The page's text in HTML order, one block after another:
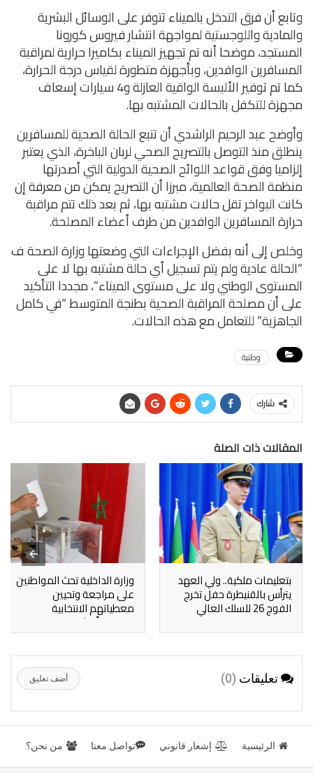
وتابع أن فرق التدخل بالميناء تتوفر على الوسائل البشرية
والمادية واللوجستية لمواجهة انتشار فيروس كورونا
المستجد، موضحا أنه تم تجهيز الميناء بكاميرا حرارية لمراقبة
المسافرين الوافدين، وبأجهزة متطورة لقياس درجة الحرارة،
كما تم توفير الألبسة الواقية العازلة و4 سيارات إسعاف
مجهزة للتكفل بالحالات المشتبه بها.
وأوضح عبد الرحيم الراشدي أن تتبع الحالة الصحية للمسافرين
ينطلق منذ التوصل بالتصريح الصحي لربان الباخرة، الذي يعتبر
إلزاميا وفق قواعد اللوائح الصحية الدولية التي أصدرتها
منظمة الصحة العالمية، مبرزا أن التصريح يمكن من معرفة إن
كانت البواخر تقل حالات مشتبه بها، ثم بعد ذلك تتم مراقبة
حرارة المسافرين الوافدين من طرف أعضاء المصلحة.
وخلص إلى أنه بفضل الإجراءات التي وضعتها وزارة الصحة ف
“الحالة عادية ولم يتم تسجيل أي حالة مشتبه بها لا على
المستوى الوطني ولا على مستوى الميناء”، مجددا التأكيد
على أن مصلحة المراقبة الصحية بطنجة المتوسط “في كامل
الجاهزية” للتعامل مع هذه الحالات.
وطنية
شارك
المقالات ذات الصلة
بتعليمات ملكية.. ولي العهد
يترأس بالقنيطرة حفل تخرج
الفوج 26 للسلك العالي
للدفاع والفوج 60 لسلك
الأركان
وزارة الداخلية تحث المواطنين
على مراجعة وتحيين
معطياتهم الانتخابية
استعداداً لتشريعيات المقبلة
تعليقات (0) أضف تعليق
الرئيسية إشعار قانوني تواصل معنا من نحن؟